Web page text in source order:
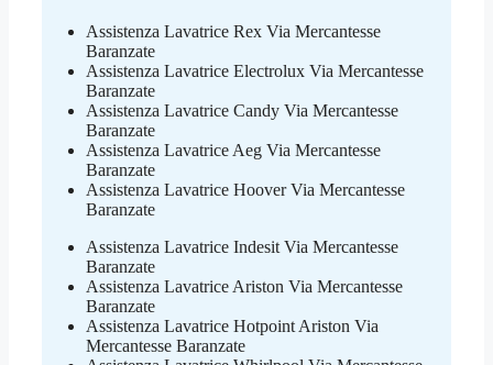
Assistenza Lavatrice Rex Via Mercantesse
Baranzate
Assistenza Lavatrice Electrolux Via Mercantesse
Baranzate
Assistenza Lavatrice Candy Via Mercantesse
Baranzate
Assistenza Lavatrice Aeg Via Mercantesse
Baranzate
Assistenza Lavatrice Hoover Via Mercantesse
Baranzate
Assistenza Lavatrice Indesit Via Mercantesse
Baranzate
Assistenza Lavatrice Ariston Via Mercantesse
Baranzate
Assistenza Lavatrice Hotpoint Ariston Via
Mercantesse Baranzate